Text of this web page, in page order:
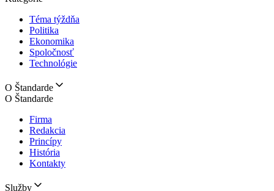
Téma týždňa
Politika
Ekonomika
Spoločnosť
Technológie
O Štandarde
O Štandarde
Firma
Redakcia
Princípy
História
Kontakty
Služby